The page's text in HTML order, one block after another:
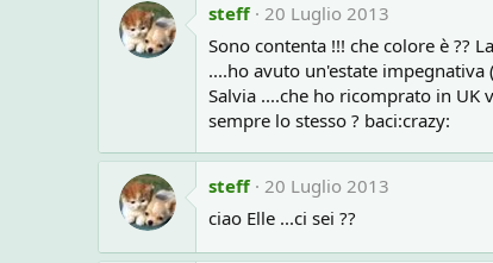
steff 20 Luglio 2013
Sono contenta !!! che colore è ??
....ho avuto un'estate
Salvia ....che ho ricomprato in
sempre lo stesso ? baci:crazy:
steff 20 Luglio 2013
ciao Elle ...ci sei ??